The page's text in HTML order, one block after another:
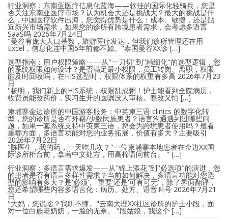
行业洞察：东南亚医疗信息化蓝海——软佳的国际化轻骑兵，您是
否关注东南亚医疗市场？认为机会大还是挑战大？最大的挑战是什
么，中国医疗软件出海，您觉得优势是什么：成本、敏捷，还是贴
近新兴市场需求，如果您的诊所有跨境患者需求，会考虑多语言
SaaS吗 2026年7月24日
"曼谷有庞大人口基数，旅游医疗发达，但我们诊所管理还在用
Excel，信息化连中国5年前都不如。"泰国曼谷XX诊 […]
选型指南：用户权限策略——从"一刀切"到"精细化"的选型逻辑，您
的系统权限如何设计？是否满足最小权限，员工转岗、离职，权限
能及时回收吗，在HIS选型时，权限体系的权重有多高 2026年7月23
日
"杨明，我们新上的HIS系统，权限乱成粥！护士能看到全院病历，
收费员能改药价，实习生开的医嘱没人审核。整改又怕 […]
柬埔寨金边诊所的中国游客服务：中英柬三语 clinics 的数字化转
型，您的诊所是否有外籍/少数民族患者？语言沟通遇到过哪些问
题，如果一套系统支持中英柬三语，您会为跨境患者使用吗？最看
重哪方面，多语言功能对您的业务拓展，价值有多大？主要吸引
2026年7月22日
"陈医生，我的药，一天吃几次？"一位柬埔寨本地患者在金边XX国
际诊所柜台前，拿着中文处方，用高棉语问前台。 " […]
行业洞察：多语言需求爆发——从"锦上添花"到"必选项"的演进，您
的患者是否有语言多样性需求？当前如何解决，多语言功能对您选
型的影响有多大？是'必须'、'重要'还是'可有可无'，除了界面翻译，
您还希望哪些内容多语言化：病历、处方、语音叫号 2026年7月21
日
"大妈，您说啥？我听不懂。"云南大理XX社区诊所的护士小段，面
对一位白族老奶奶，一脸的无奈。 "段姑娘，我这个 […]